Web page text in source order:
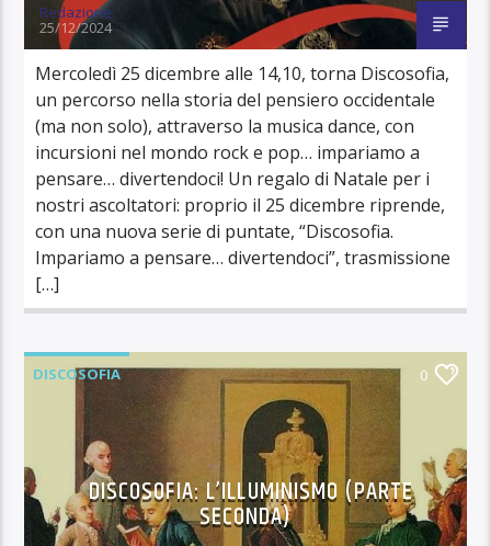
Redazione
25/12/2024
Mercoledì 25 dicembre alle 14,10, torna Discosofia,
un percorso nella storia del pensiero occidentale
(ma non solo), attraverso la musica dance, con
incursioni nel mondo rock e pop… impariamo a
pensare… divertendoci! Un regalo di Natale per i
nostri ascoltatori: proprio il 25 dicembre riprende,
con una nuova serie di puntate, “Discosofia.
Impariamo a pensare… divertendoci”, trasmissione
[…]
DISCOSOFIA 0
DISCOSOFIA: L’ILLUMINISMO (PARTE
SECONDA)